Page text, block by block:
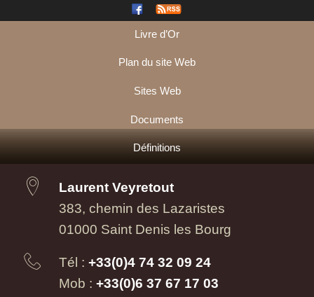
Livre d’Or
Plan du site Web
Sites Web
Documents
Définitions
Laurent Veyretout
383, chemin des Lazaristes
01000 Saint Denis les Bourg
Tél : +33(0)4 74 32 09 24
Mob : +33(0)6 37 67 17 03